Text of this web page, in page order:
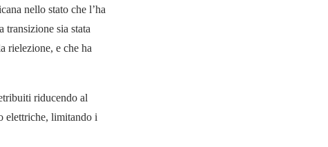
nello stato che l’ha
transizione sia stata
rielezione, e che ha
riducendo al
elettriche, limitando i